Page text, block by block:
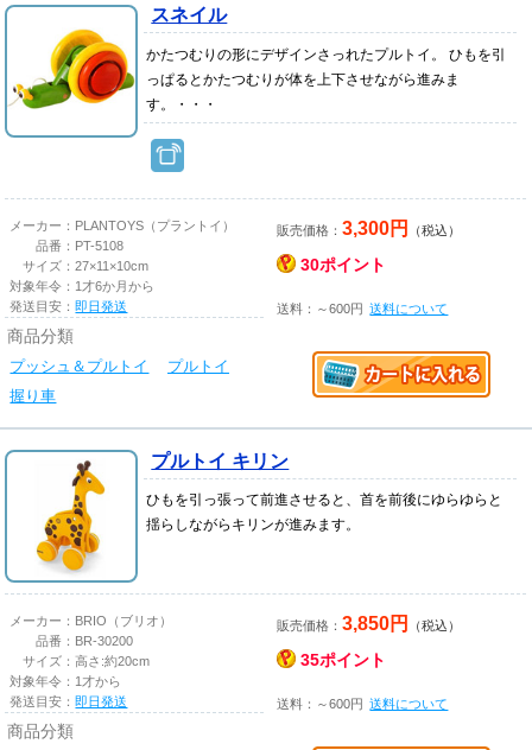
スネイル
かたつむりの形にデザインさっれたプルトイ。 ひもを引
っぱるとかたつむりが体を上下させながら進みま
す。・・・
メーカー： PLANTOYS（プラントイ）
品番： PT-5108
サイズ：27×11×10cm
対象年令： 1才6か月から
発送目安：即日発送
商品分類
プッシュ＆プルトイ
プルトイ
握り車
販売価格：3,300円 （税込）
30ポイント
送料：～600円 送料について
プルトイ キリン
ひもを引っ張って前進させると、首を前後にゆらゆらと
揺らしながらキリンが進みます。
メーカー： BRIO（ブリオ）
品番： BR-30200
サイズ：高さ:約20cm
対象年令： 1才から
発送目安：即日発送
商品分類
販売価格：3,850円 （税込）
35ポイント
送料：～600円 送料について